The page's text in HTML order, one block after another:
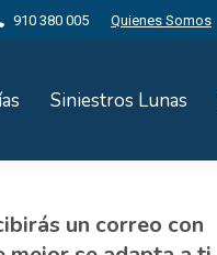
910 380 005 Quienes Somos
Siniestros Lunas